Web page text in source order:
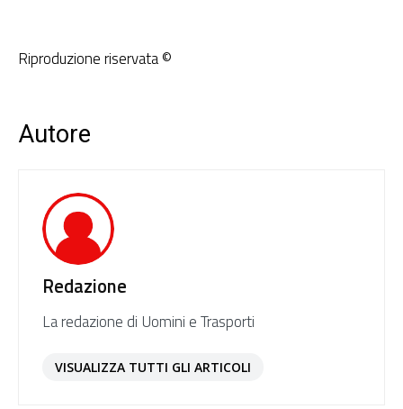
Riproduzione riservata ©
Autore
Redazione
La redazione di Uomini e Trasporti
VISUALIZZA TUTTI GLI ARTICOLI